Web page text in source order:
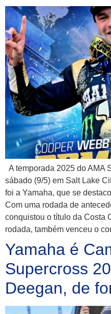
A temporada 2025 do AMA
sábado (9/5) em Salt Lake
foi a Yamaha, que se
Com uma rodada de
conquistou o título da Costa
rodada, também venceu o
Yamaha é
Supercross
Deegan, de